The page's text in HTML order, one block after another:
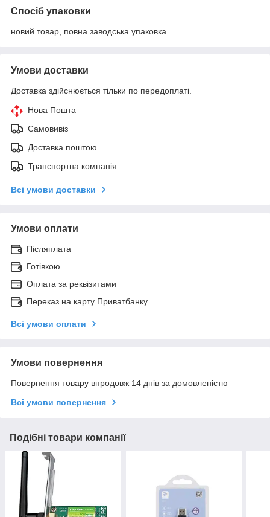
Спосіб упаковки
новий товар, повна заводська упаковка
Умови доставки
Доставка здійснюється тільки по передоплаті.
Нова Пошта
Самовивіз
Доставка поштою
Транспортна компанія
Всі умови доставки
Умови оплати
Післяплата
Готівкою
Оплата за реквізитами
Переказ на карту Приватбанку
Всі умови оплати
Умови повернення
Повернення товару впродовж 14 днів за домовленістю
Всі умови повернення
Подібні товари компанії